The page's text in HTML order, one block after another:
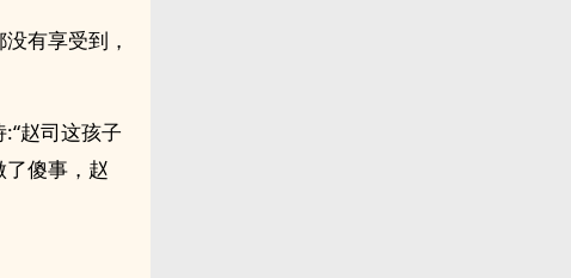
有享受到，
赵司这孩子
傻事，赵